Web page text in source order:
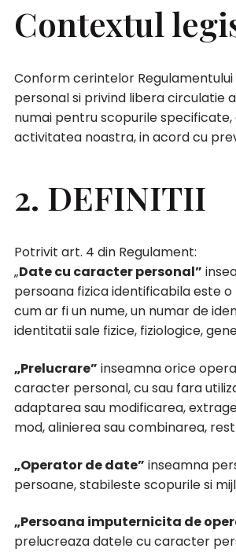
Contextul
Conform cerintelor
personal si privind libera circulatie
numai pentru scopurile
activitatea noastra, in acord cu
2. DEFINITII
Potrivit art. 4 din Regulament:
„Date cu caracter personal”
persoana fizica identificabila este
cum ar fi un nume, un numar de
identitatii sale fizice, fiziologice,
„Prelucrare” inseamna orice
caracter personal, cu sau fara
adaptarea sau modificarea,
mod, alinierea sau combinarea,
„Operator de date” inseamna
persoane, stabileste scopurile si
„Persoana imputernicita de
prelucreaza datele cu caracter